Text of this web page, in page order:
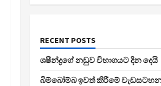
RECENT POSTS
ශෂීන්ද්‍රගේ නඩුව විභාගයට දින දෙයි
බිම්බෝම්බ ඉවත් කිරීමේ